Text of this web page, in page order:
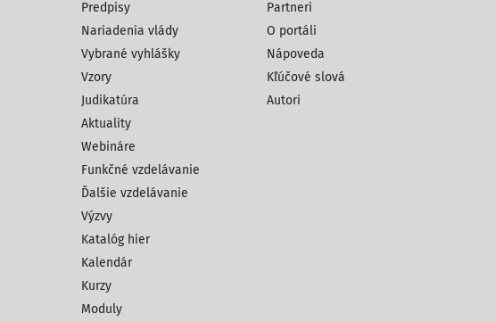
Predpisy
Nariadenia vlády
Vybrané vyhlášky
Vzory
Judikatúra
Aktuality
Webináre
Funkčné vzdelávanie
Ďalšie vzdelávanie
Výzvy
Katalóg hier
Kalendár
Kurzy
Moduly
Partneri
O portáli
Nápoveda
Kľúčové slová
Autori